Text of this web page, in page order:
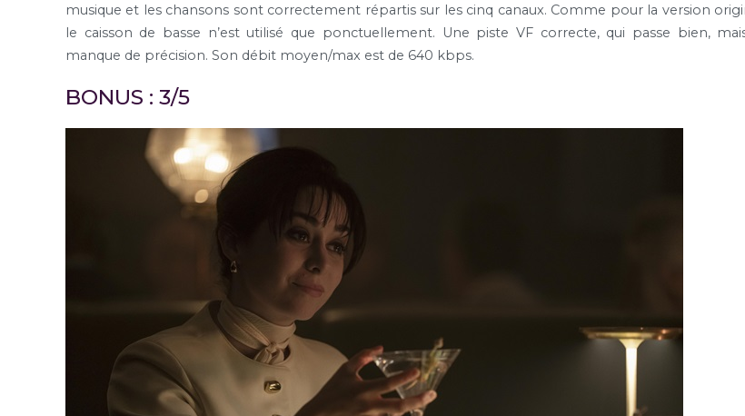
musique et les chansons sont correctement répartis sur les cinq canaux. Comme pour la version
le caisson de basse n’est utilisé que ponctuellement. Une piste VF correcte, qui passe bien,
manque de précision. Son débit moyen/max est de 640 kbps.
BONUS : 3/5